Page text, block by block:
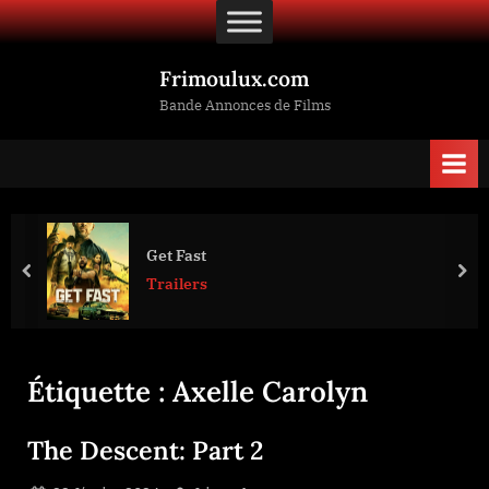
Skip
to
Frimoulux.com
Bande Annonces de Films
prev
Étiquette : Axelle Carolyn
The Descent: Part 2